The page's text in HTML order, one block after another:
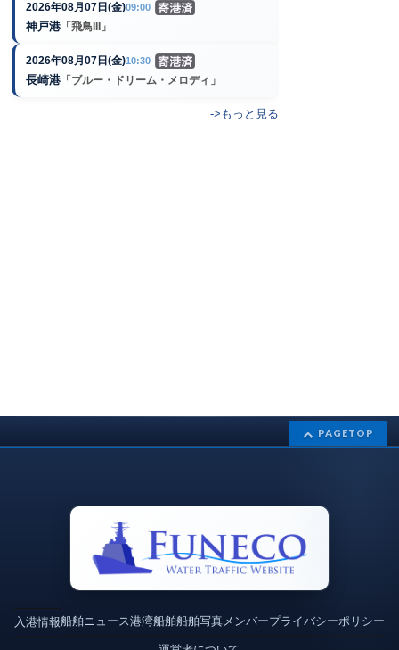
2026年08月07日(金)09:00
神戸港 「飛鳥III」
2026年08月07日(金)10:30
長崎港 「ブルー・ドリーム・メロディ」
->もっと見る
PAGETOP
入港情報船舶ニュース港湾船舶船舶写真メンバープライバシーポリシー